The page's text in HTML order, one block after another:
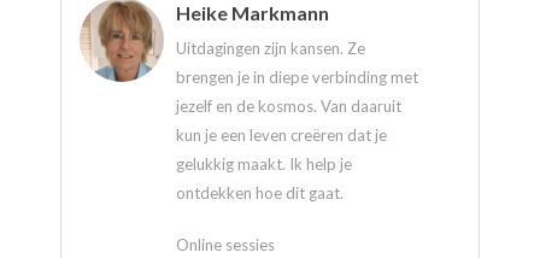
Heike Markmann
Uitdagingen zijn kansen. Ze
brengen je in diepe verbinding met
jezelf en de kosmos. Van daaruit
kun je een leven creëren dat je
gelukkig maakt. Ik help je
ontdekken hoe dit gaat.
Online sessies